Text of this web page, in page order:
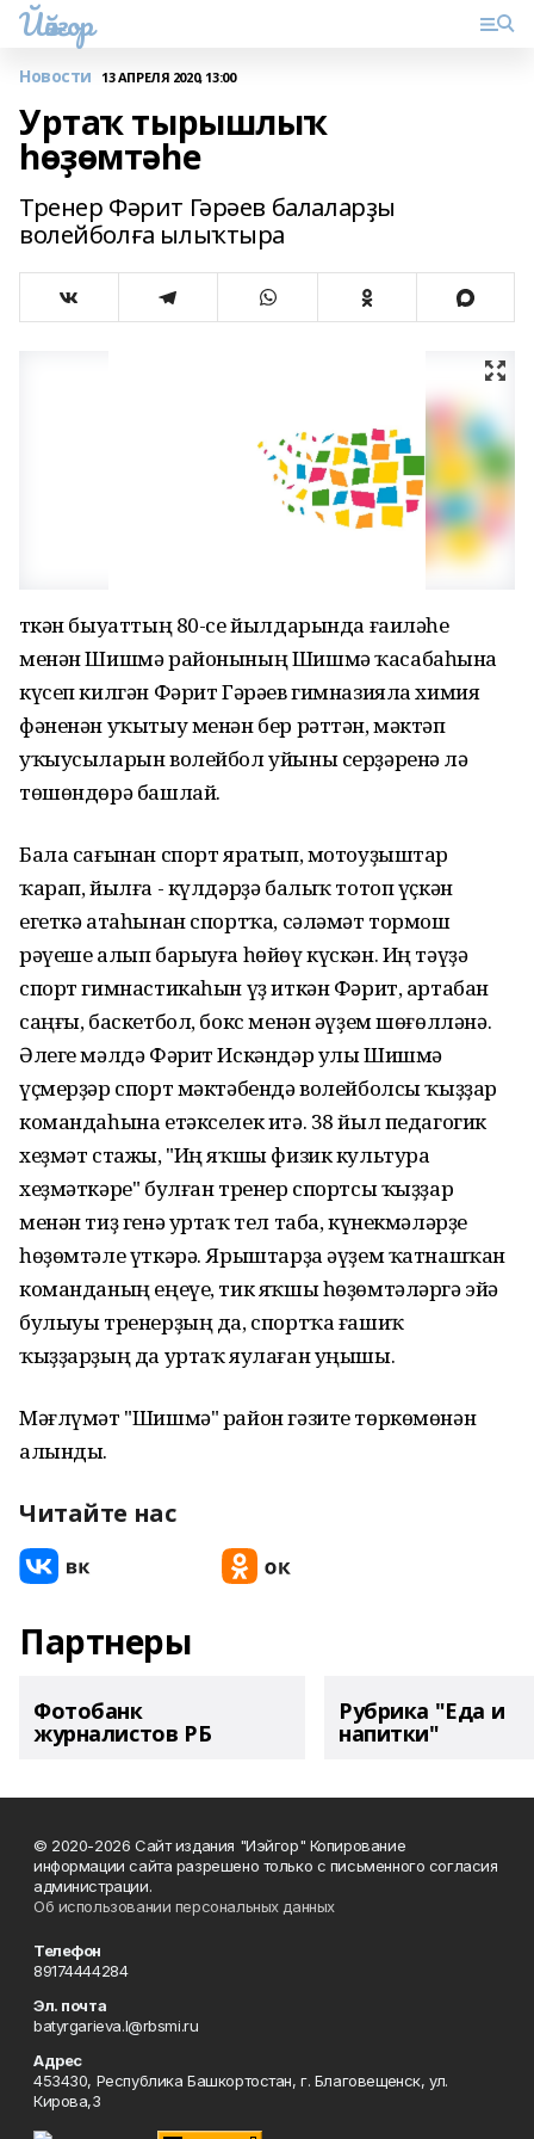
Йәйғор
Новости 13 АПРЕЛЯ 2020, 13:00
Уртаҡ тырышлыҡ
һөҙөмтәһе
Тренер Фәрит Гәрәев балаларҙы
волейболға ылыҡтыра
Үткән быуаттың 80-се йылдарында ғаиләһе
менән Шишмә районының Шишмә ҡасабаһына
күсеп килгән Фәрит Гәрәев гимназияла химия
фәненән уҡытыу менән бер рәттән, мәктәп
уҡыусыларын волейбол уйыны серҙәренә лә
төшөндөрә башлай.
Бала сағынан спорт яратып, мотоуҙыштар
ҡарап, йылға - күлдәрҙә балыҡ тотоп үҫкән
егеткә атаһынан спортҡа, сәләмәт тормош
рәүеше алып барыуға һөйөү күскән. Иң тәүҙә
спорт гимнастикаһын үҙ иткән Фәрит, артабан
саңғы, баскетбол, бокс менән әүҙем шөғөлләнә.
Әлеге мәлдә Фәрит Искәндәр улы Шишмә
үҫмерҙәр спорт мәктәбендә волейболсы ҡыҙҙар
командаһына етәкселек итә. 38 йыл педагогик
хеҙмәт стажы, "Иң яҡшы физик культура
хеҙмәткәре" булған тренер спортсы ҡыҙҙар
менән тиҙ генә уртаҡ тел таба, күнекмәләрҙе
һөҙөмтәле үткәрә. Ярыштарҙа әүҙем ҡатнашҡан
команданың еңеүе, тик яҡшы һөҙөмтәләргә эйә
булыуы тренерҙың да, спортҡа ғашиҡ
ҡыҙҙарҙың да уртаҡ яулаған уңышы.
Мәғлүмәт "Шишмә" район гәзите төркөмөнән
алынды.
Читайте нас
Партнеры
Фотобанк
журналистов РБ
Рубрика "Еда и
напитки"
© 2020-2026 Сайт издания "Иэйгор" Копирование
информации сайта разрешено только с письменного согласия
администрации.
Об использовании персональных данных
Телефон
89174444284
Эл. почта
batyrgarieva.l@rbsmi.ru
Адрес
453430, Республика Башкортостан, г. Благовещенск, ул.
Кирова,3